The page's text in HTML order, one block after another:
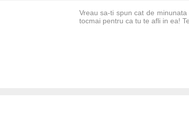
Vreau sa-ti spun cat de
tocmai pentru ca tu te afli in ea!